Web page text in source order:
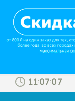
: :